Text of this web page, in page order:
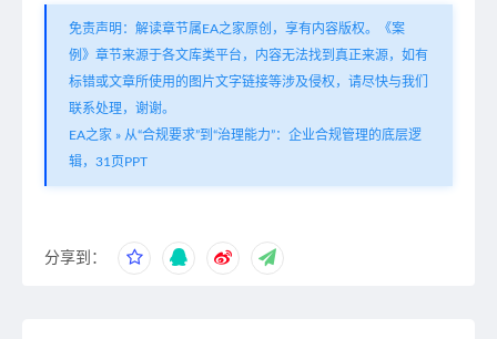
免责声明：解读章节属EA之家原创，享有内容版权。《案
例》章节来源于各文库类平台，内容无法找到真正来源，如有
标错或文章所使用的图片文字链接等涉及侵权，请尽快与我们
联系处理，谢谢。
EA之家 » 从“合规要求”到“治理能力”：企业合规管理的底层逻
辑，31页PPT
分享到：